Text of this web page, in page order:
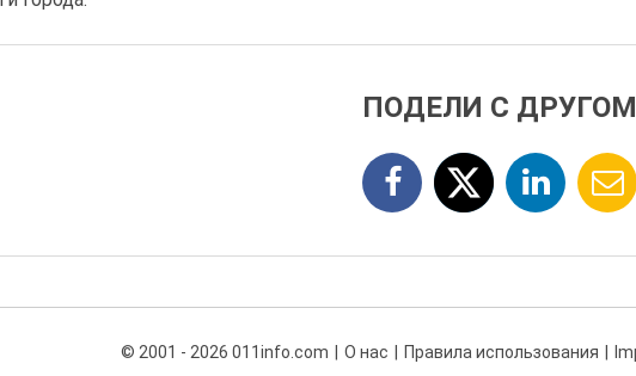
ПОДЕЛИ С ДРУГОМ
© 2001 - 2026 011info.com О нас Правила использования